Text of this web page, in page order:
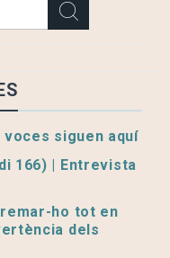
voces siguen aquí
166) | Entrevista
ho tot en
dels